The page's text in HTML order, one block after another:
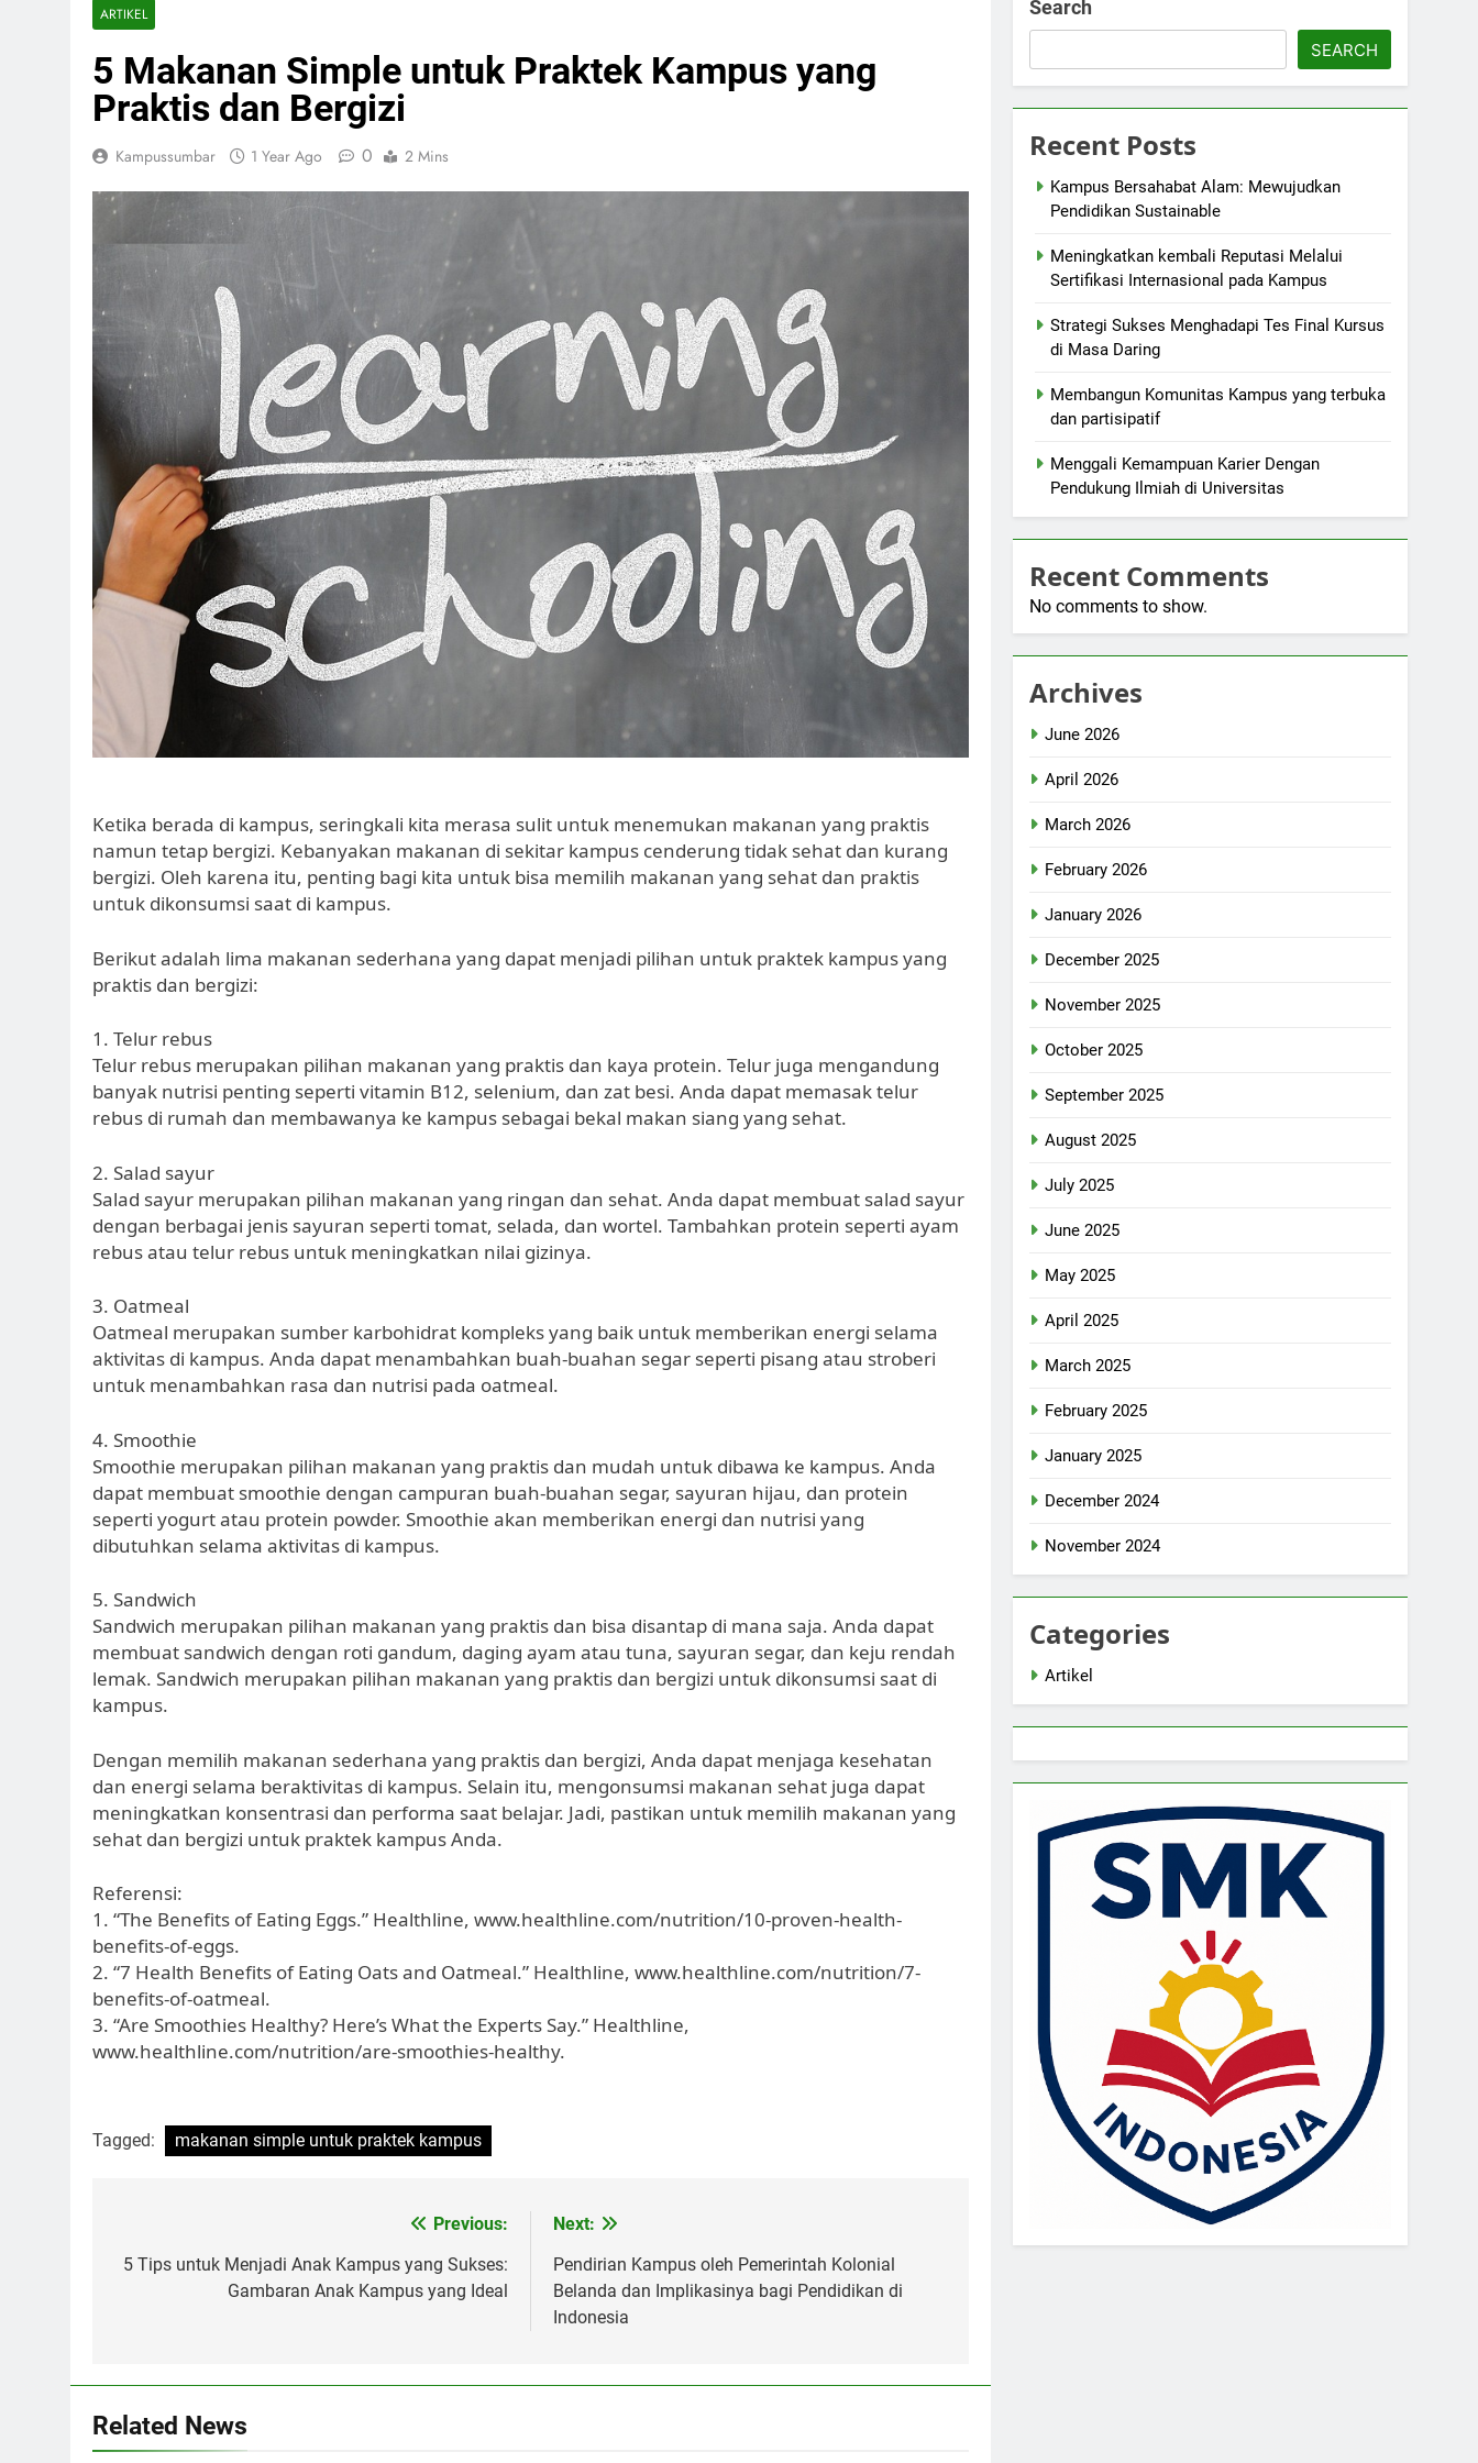
ARTIKEL
5 Makanan Simple untuk Praktek Kampus yang
Praktis dan Bergizi
Kampussumbar 1 Year Ago 0 2 Mins
Ketika berada di kampus, seringkali kita merasa sulit untuk menemukan makanan yang praktis
namun tetap bergizi. Kebanyakan makanan di sekitar kampus cenderung tidak sehat dan kurang
bergizi. Oleh karena itu, penting bagi kita untuk bisa memilih makanan yang sehat dan praktis
untuk dikonsumsi saat di kampus.
Berikut adalah lima makanan sederhana yang dapat menjadi pilihan untuk praktek kampus yang
praktis dan bergizi:
1. Telur rebus
Telur rebus merupakan pilihan makanan yang praktis dan kaya protein. Telur juga mengandung
banyak nutrisi penting seperti vitamin B12, selenium, dan zat besi. Anda dapat memasak telur
rebus di rumah dan membawanya ke kampus sebagai bekal makan siang yang sehat.
2. Salad sayur
Salad sayur merupakan pilihan makanan yang ringan dan sehat. Anda dapat membuat salad sayur
dengan berbagai jenis sayuran seperti tomat, selada, dan wortel. Tambahkan protein seperti ayam
rebus atau telur rebus untuk meningkatkan nilai gizinya.
3. Oatmeal
Oatmeal merupakan sumber karbohidrat kompleks yang baik untuk memberikan energi selama
aktivitas di kampus. Anda dapat menambahkan buah-buahan segar seperti pisang atau stroberi
untuk menambahkan rasa dan nutrisi pada oatmeal.
4. Smoothie
Smoothie merupakan pilihan makanan yang praktis dan mudah untuk dibawa ke kampus. Anda
dapat membuat smoothie dengan campuran buah-buahan segar, sayuran hijau, dan protein
seperti yogurt atau protein powder. Smoothie akan memberikan energi dan nutrisi yang
dibutuhkan selama aktivitas di kampus.
5. Sandwich
Sandwich merupakan pilihan makanan yang praktis dan bisa disantap di mana saja. Anda dapat
membuat sandwich dengan roti gandum, daging ayam atau tuna, sayuran segar, dan keju rendah
lemak. Sandwich merupakan pilihan makanan yang praktis dan bergizi untuk dikonsumsi saat di
kampus.
Dengan memilih makanan sederhana yang praktis dan bergizi, Anda dapat menjaga kesehatan
dan energi selama beraktivitas di kampus. Selain itu, mengonsumsi makanan sehat juga dapat
meningkatkan konsentrasi dan performa saat belajar. Jadi, pastikan untuk memilih makanan yang
sehat dan bergizi untuk praktek kampus Anda.
Referensi:
1. “The Benefits of Eating Eggs.” Healthline, www.healthline.com/nutrition/10-proven-health-
benefits-of-eggs.
2. “7 Health Benefits of Eating Oats and Oatmeal.” Healthline, www.healthline.com/nutrition/7-
benefits-of-oatmeal.
3. “Are Smoothies Healthy? Here’s What the Experts Say.” Healthline,
www.healthline.com/nutrition/are-smoothies-healthy.
Tagged: makanan simple untuk praktek kampus
navigation
Previous:
5 Tips untuk Menjadi Anak Kampus yang Sukses:
Gambaran Anak Kampus yang Ideal
Next:
Pendirian Kampus oleh Pemerintah Kolonial
Belanda dan Implikasinya bagi Pendidikan di
Indonesia
Related News
Search
SEARCH
Recent Posts
Kampus Bersahabat Alam: Mewujudkan
Pendidikan Sustainable
Meningkatkan kembali Reputasi Melalui
Sertifikasi Internasional pada Kampus
Strategi Sukses Menghadapi Tes Final Kursus
di Masa Daring
Membangun Komunitas Kampus yang terbuka
dan partisipatif
Menggali Kemampuan Karier Dengan
Pendukung Ilmiah di Universitas
Recent Comments
No comments to show.
Archives
June 2026
April 2026
March 2026
February 2026
January 2026
December 2025
November 2025
October 2025
September 2025
August 2025
July 2025
June 2025
May 2025
April 2025
March 2025
February 2025
January 2025
December 2024
November 2024
Categories
Artikel